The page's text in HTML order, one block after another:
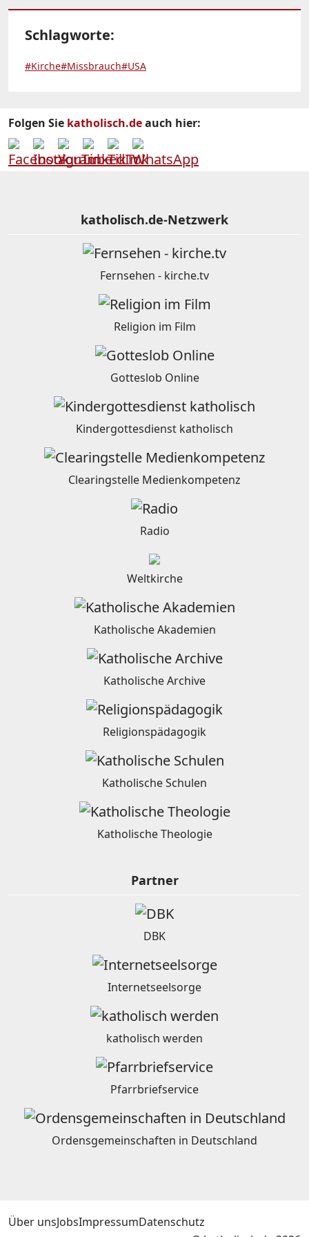
Schlagworte:
#Kirche#Missbrauch#USA
Folgen Sie katholisch.deauch hier:
katholisch.de-Netzwerk
Fernsehen - kirche.tv
Religion im Film
Gotteslob Online
Kindergottesdienst katholisch
Clearingstelle Medienkompetenz
Radio
Weltkirche
Katholische Akademien
Katholische Archive
Religionspädagogik
Katholische Schulen
Katholische Theologie
Partner
DBK
Internetseelsorge
katholisch werden
Pfarrbriefservice
Ordensgemeinschaften in Deutschland
Über unsJobsImpressumDatenschutz